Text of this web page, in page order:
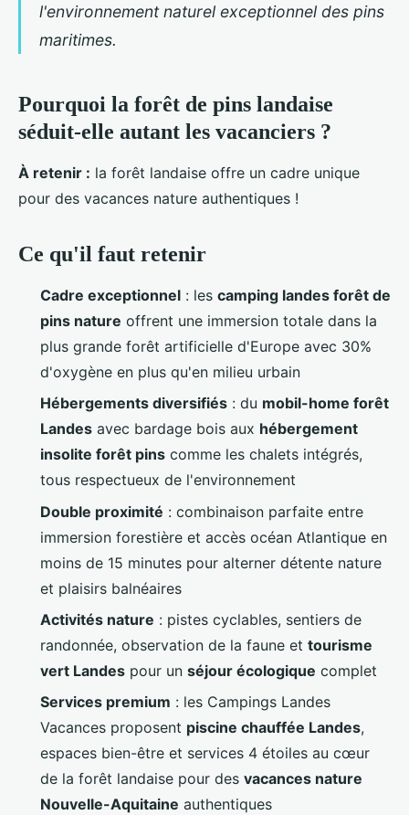
l'environnement naturel exceptionnel des pins
maritimes.
Pourquoi la forêt de pins landaise
séduit-elle autant les vacanciers ?
À retenir : la forêt landaise offre un cadre unique
pour des vacances nature authentiques !
Ce qu'il faut retenir
Cadre exceptionnel : les camping landes forêt de
pins nature offrent une immersion totale dans la
plus grande forêt artificielle d'Europe avec 30%
d'oxygène en plus qu'en milieu urbain
Hébergements diversifiés : du mobil-home forêt
Landes avec bardage bois aux hébergement
insolite forêt pins comme les chalets intégrés,
tous respectueux de l'environnement
Double proximité : combinaison parfaite entre
immersion forestière et accès océan Atlantique en
moins de 15 minutes pour alterner détente nature
et plaisirs balnéaires
Activités nature : pistes cyclables, sentiers de
randonnée, observation de la faune et tourisme
vert Landes pour un séjour écologique complet
Services premium : les Campings Landes
Vacances proposent piscine chauffée Landes,
espaces bien-être et services 4 étoiles au cœur
de la forêt landaise pour des vacances nature
Nouvelle-Aquitaine authentiques